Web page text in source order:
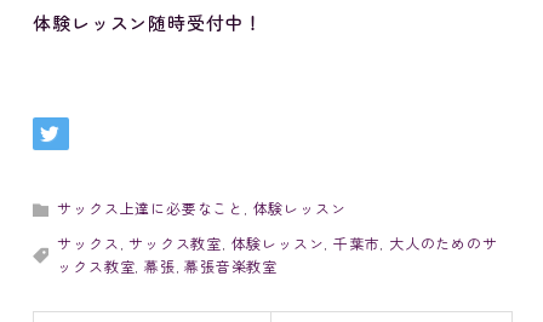
体験レッスン随時受付中！
サックス上達に必要なこと , 体験レッスン
サックス ,サックス教室, 体験レッスン,千葉市, 大人のためのサ
ックス教室,幕張,幕張音楽教室